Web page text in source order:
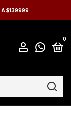
A $139999
0